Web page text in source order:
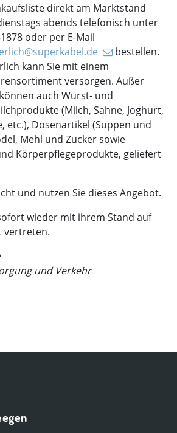
direkt am Marktstand
abends telefonisch unter
oder per E-Mail
bestellen.
kann Sie mit einem
versorgen. Außer
auch Wurst- und
(Milch, Sahne, Joghurt,
etc.), Dosenartikel (Suppen und
Mehl und Zucker sowie
Körperpflegeprodukte, geliefert
und nutzen Sie dieses Angebot.
wieder mit ihrem Stand auf
vertreten.
und Verkehr